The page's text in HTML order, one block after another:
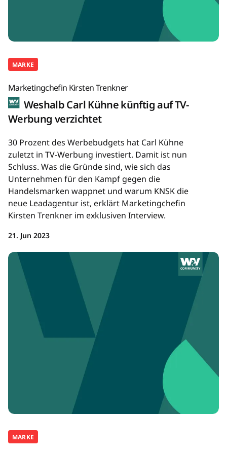
MARKE
Marketingchefin Kirsten Trenkner
Weshalb Carl Kühne künftig auf TV-
Werbung verzichtet
30 Prozent des Werbebudgets hat Carl Kühne
zuletzt in TV-Werbung investiert. Damit ist nun
Schluss. Was die Gründe sind, wie sich das
Unternehmen für den Kampf gegen die
Handelsmarken wappnet und warum KNSK die
neue Leadagentur ist, erklärt Marketingchefin
Kirsten Trenkner im exklusiven Interview.
21. Jun 2023
MARKE